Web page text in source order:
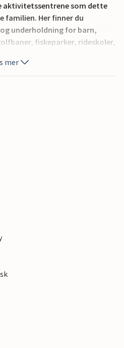
aktivitetssentrene som dette
familien. Her finner du
underholdning for barn,
fiskeparker, rideskoler,
slag i Danmark. Når du har
alle forlystelsene gratis.
og restauranter åpne
mer